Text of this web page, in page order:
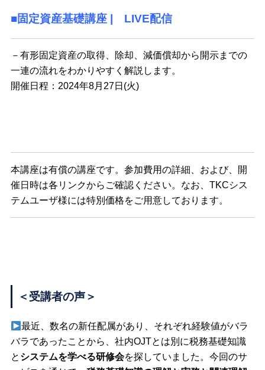
■固定資産基礎講座 | LIVE配信
－有形固定資産の取得、除却、減価償却から開示までの
一連の流れをわかりやすく解説します。
開催日程：2024年8月27日(火)
本講座は有償の講座です。参加費用の詳細、および、開
催日時は各リンクからご確認ください。なお、TKCシス
テムユーザ様には特別価格をご用意しております。
＜受講者の声＞
最近、数名の新任配属があり、それぞれ経験値がバラ
バラであったことから、社内OJTとは別に税務基礎知識
と システムを学べる研修会を探していました。今回のサ